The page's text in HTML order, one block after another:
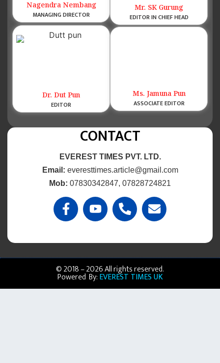
Nagendra Nembang
MANAGING DIRECTOR
Mr. SK Gurung
EDITOR IN CHIEF HEAD
Dr. Dut Pun
EDITOR
Ms. Jamuna Pun
ASSOCIATE EDITOR
CONTACT
EVEREST TIMES PVT. LTD.
Email: everesttimes.article@gmail.com
Mob: 07830342847, 07828724821
© 2018 – 2026 All rights reserved.
Powered By:EVEREST TIMES UK